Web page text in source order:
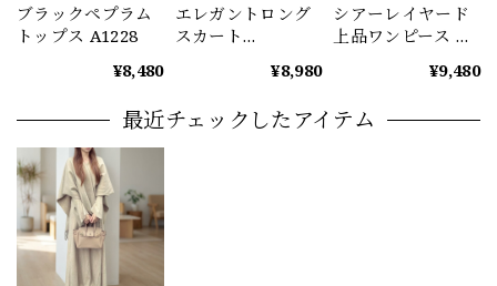
ブラックペプラム
トップス A1228
¥8,480
エレガントロング
スカート
¥8,980
シアーレイヤード
上品ワンピース レ
ブルー A1234¥9,480
最近チェックしたアイテム